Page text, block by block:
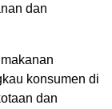
dan
konsumen di
dan